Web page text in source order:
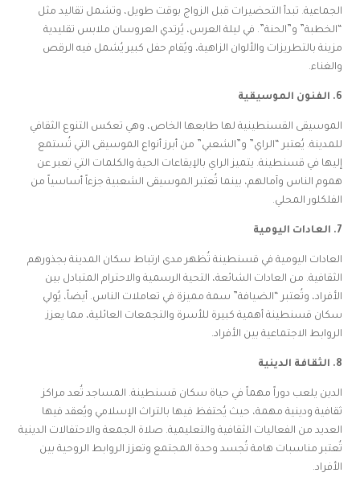
الجماعية. تبدأ التحضيرات قبل الزواج بوقت طويل، وتشمل تقاليد مثل
“الخطبة” و”الحنة”. في ليلة العرس، يُرتدي العروسان ملابس تقليدية
مزينة بالتطريزات والألوان الزاهية، ويُقام حفل كبير يُشمل فيه الرقص
والغناء.
6. الفنون الموسيقية
الموسيقى القسنطينية لها طابعها الخاص، وهي تعكس التنوع الثقافي
للمدينة. يُعتبر “الراي” و”الشعبي” من أبرز أنواع الموسيقى التي تُستمع
إليها في قسنطينة. يتميز الراي بالإيقاعات الحية والكلمات التي تعبر عن
هموم الناس وآمالهم، بينما تُعتبر الموسيقى الشعبية جزءاً أساسياً من
الفلكلور المحلي.
7. العادات اليومية
العادات اليومية في قسنطينة تُظهر مدى ارتباط سكان المدينة بجذورهم
الثقافية. من العادات الشائعة، التحية الرسمية والاحترام المتبادل بين
الأفراد، وتُعتبر “الضيافة” سمة مميزة في تعاملات الناس. أيضاً، يُولي
سكان قسنطينة أهمية كبيرة للأسرة والتجمعات العائلية، مما يعزز
الروابط الاجتماعية بين الأفراد.
8. الثقافة الدينية
الدين يلعب دوراً مهماً في حياة سكان قسنطينة. المساجد تُعد مراكز
ثقافية ودينية مهمة، حيث يُحتفظ فيها بالتراث الإسلامي ويُعقد فيها
العديد من الفعاليات الثقافية والتعليمية. صلاة الجمعة والاحتفالات الدينية
تُعتبر مناسبات هامة تُجسد وحدة المجتمع وتعزز الروابط الروحية بين
الأفراد.